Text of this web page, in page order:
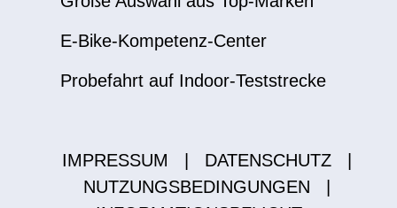
E-Bike-Kompetenz-Center
Probefahrt auf Indoor-Teststrecke
IMPRESSUM DATENSCHUTZ
NUTZUNGSBEDINGUNGEN